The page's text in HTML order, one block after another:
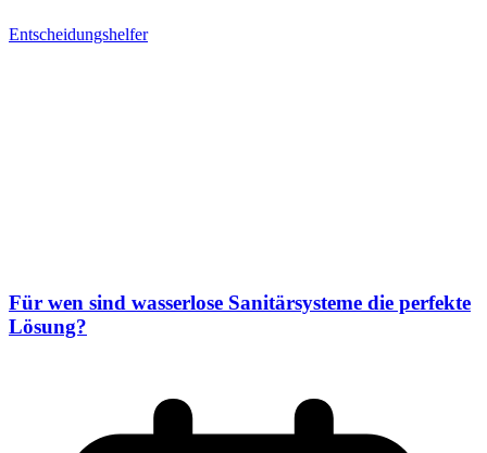
Entscheidungshelfer
Für wen sind wasserlose Sanitärsysteme die perfekte
Lösung?